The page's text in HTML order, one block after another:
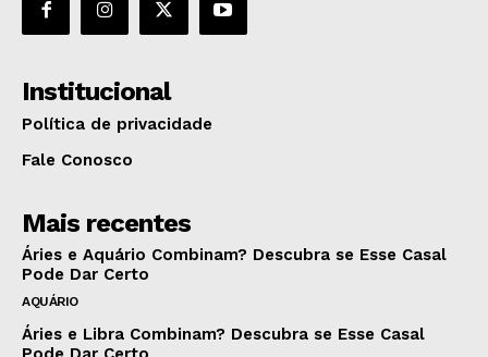
Institucional
Política de privacidade
Fale Conosco
Mais recentes
Áries e Aquário Combinam? Descubra se Esse Casal
Pode Dar Certo
AQUÁRIO
Áries e Libra Combinam? Descubra se Esse Casal